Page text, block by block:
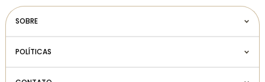
SOBRE
POLÍTICAS